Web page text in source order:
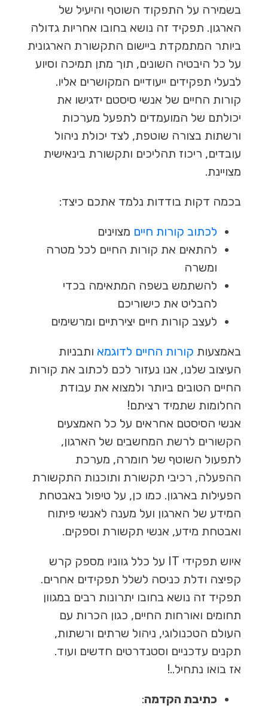
בשמירה על התפקוד השוטף והיעיל של
הארגון. תפקיד זה נושא בחובו אחריות גדולה
ביותר המתמקדת ביישום התקשורת הארגונית
על כל היבטיה השונים, תוך מתן תמיכה וסיוע
לבעלי תפקידים ייעודיים המקושרים אליו.
קורות החיים של אנשי סיסטם ידגישו את
יכולתם של המועמדים לתפעל מערכות
ורשתות בצורה שוטפת, לצד יכולת ניהול
עובדים, ריכוז תהליכים ותקשורת בינאישית
מצויינת.
בכמה דקות בודדות נלמד אתכם כיצד:
לכתוב קורות חיים מצוינים
להתאים את קורות החיים לכל מטרה
ומשרה
להשתמש בשפה המתאימה בכדי
להבליט את כישוריכם
לעצב קורות חיים יצירתיים ומרשימים
באמצעות קורות החיים לדוגמא ותבניות
העיצוב שלנו, אנו נעזור לכם לכתוב את קורות
החיים הטובים ביותר ולמצוא את עבודת
החלומות שתמיד רציתם!
אנשי הסיסטם אחראים על כל האמצעים
הקשורים לרשת המחשבים של הארגון,
לתפעול השוטף של חומרה, מערכת
ההפעלה, רכיבי תקשורת ותוכנות התקשורת
הפעילות בארגון. כמו כן, על טיפול באבטחת
המידע של הארגון ועל מענה לאנשי פיתוח
ואבטחת מידע, אנשי תקשורת וספקים.
איוש תפקידי IT על כלל גווניו מספק קרש
קפיצה ודלת כניסה לשלל תפקידים אחרים.
תפקיד זה נושא בחובו יתרונות רבים במגוון
תחומים ואורחות החיים, כגון הכרות עם
העולם הטכנולוגי, ניהול שרתים ורשתות,
תקנים עדכניים וסטנדרטים חדשים ועוד.
אז בואו נתחיל..!
כתיבת הקדמה: